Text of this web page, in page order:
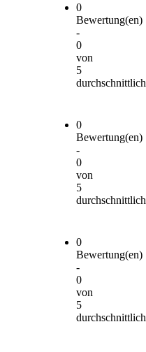
0
Bewertung(en)
-
0
von
5
durchschnittlich
0
Bewertung(en)
-
0
von
5
durchschnittlich
0
Bewertung(en)
-
0
von
5
durchschnittlich